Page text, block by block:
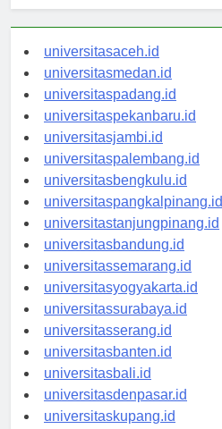
universitasaceh.id
universitasmedan.id
universitaspadang.id
universitaspekanbaru.id
universitasjambi.id
universitaspalembang.id
universitasbengkulu.id
universitaspangkalpinang.id
universitastanjungpinang.id
universitasbandung.id
universitassemarang.id
universitasyogyakarta.id
universitassurabaya.id
universitasserang.id
universitasbanten.id
universitasbali.id
universitasdenpasar.id
universitaskupang.id